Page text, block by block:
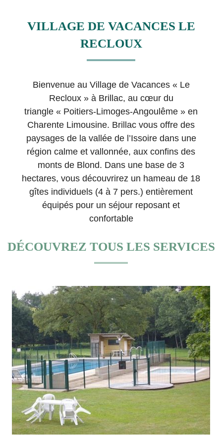
VILLAGE DE VACANCES LE
RECLOUX
Bienvenue au Village de Vacances « Le
Recloux » à Brillac, au cœur du
triangle « Poitiers-Limoges-Angoulême » en
Charente Limousine. Brillac vous offre des
paysages de la vallée de l’Issoire dans une
région calme et vallonnée, aux confins des
monts de Blond. Dans une base de 3
hectares, vous découvrirez un hameau de 18
gîtes individuels (4 à 7 pers.) entièrement
équipés pour un séjour reposant et
confortable
DÉCOUVREZ TOUS LES SERVICES